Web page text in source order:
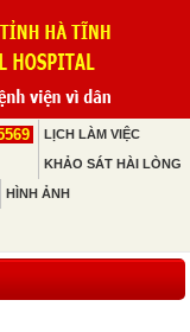
LỊCH LÀM VIỆC
KHẢO SÁT HÀI LÒNG
HÌNH ẢNH